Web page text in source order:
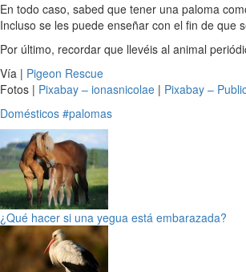
En todo caso, sabed que tener una paloma
Incluso se les puede enseñar con el fin de que
Por último, recordar que llevéis al animal
Vía | Pigeon Rescue
Fotos | Pixabay – ionasnicolae | Pixabay –
Domésticos #palomas
¿Qué hacer si una yegua está embarazada?